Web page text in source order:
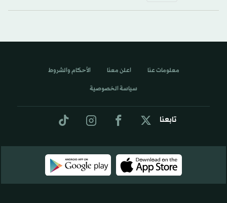
تابعنا
معلومات عنا اعلن معنا الأحكام والشروط
سياسة الخصوصية